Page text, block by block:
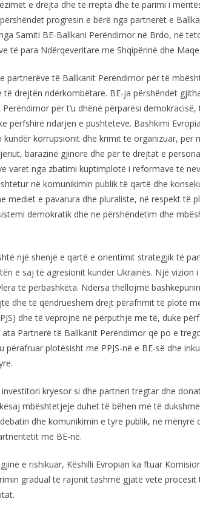
e drejta dhe të rrepta dhe te parimi i
progresin e bërë nga partnerët e
Samiti BE-Ballkani Perëndimor në Brdo, në
të para Ndërqeveritare me Shqipërinë dhe
partnerëve të Ballkanit Perëndimor për të
drejtën ndërkombëtare. BE-ja përshëndet
për t’u dhënë përparësi
përfshirë ndarjen e pushteteve. Bashkimi
korrupsionit dhe krimit të organizuar, për
barazinë gjinore dhe për të drejtat e
varet nga zbatimi kuptimplotë i reformave të
në komunikimin publik të qartë dhe
mediet e pavarura dhe pluraliste, në respekt të
demokratik dhe ne përshëndetim dhe
një shenjë e qartë e orientimit strategjik të
e saj të agresionit kundër Ukrainës. Një vizion
të përbashkëta. Ndërsa thellojmë
dhe të qëndrueshëm drejt përafrimit të plotë
dhe të veprojnë në përputhje me të, duke
Partnerë të Ballkanit Perëndimor që po e
plotësisht me PPJS-në e BE-së dhe
kryesor si dhe partneri tregtar dhe
mbështetjeje duhet të bëhen më të
dhe komunikimin e tyre publik, në
me BE-në.
e rishikuar, Këshilli Evropian ka ftuar
gradual të rajonit tashmë gjatë vetë